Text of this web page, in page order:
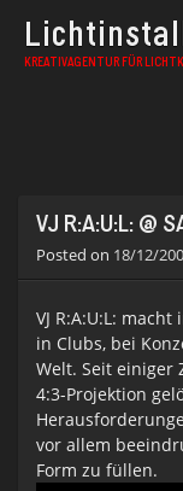
KREATIVAGENTUR FÜR
VJ R:A:U:L: @
Posted on 18/12/
VJ R:A:U:L: macht
in Clubs, bei
Welt. Seit einiger
4:3-Projektion
vor allem
Form zu füllen.